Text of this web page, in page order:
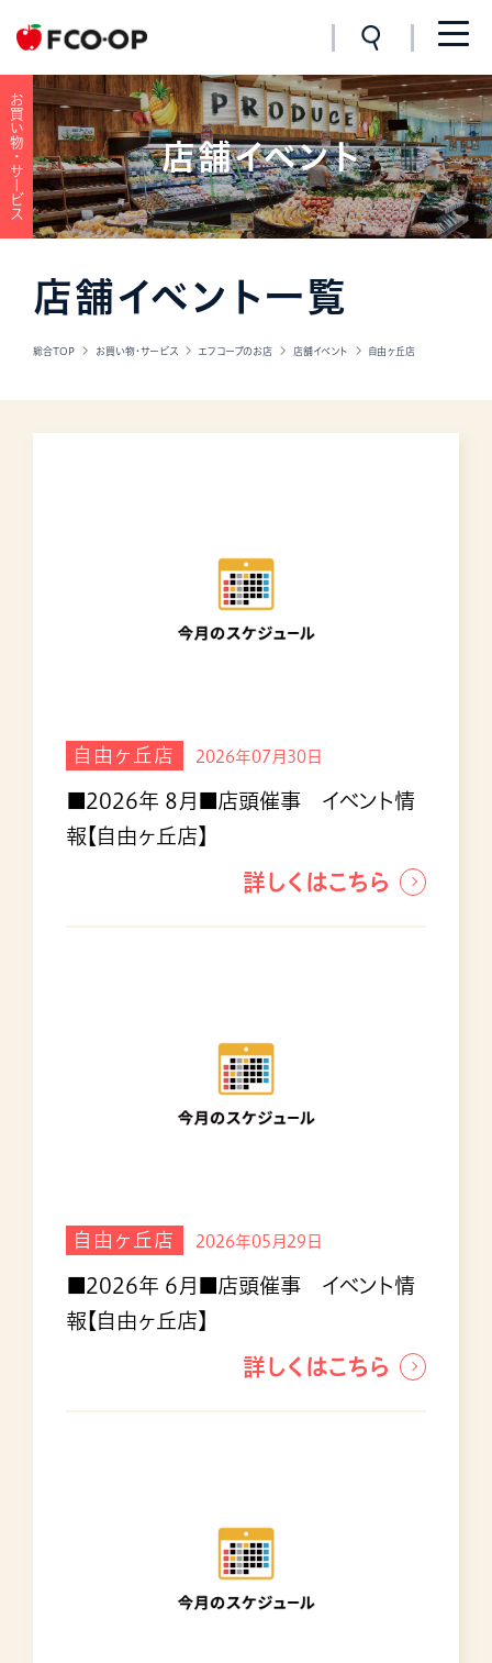
お買い物・サービス 店舗イベント
総合TOP お買い物・サービス エフコープのお店 店舗イベント 自由ヶ丘店
店舗イベント一覧
自由ヶ丘店 2026年07月30日
■2026年 8月■店頭催事 イベント情
報【自由ヶ丘店】
詳しくはこちら
自由ヶ丘店 2026年05月29日
■2026年 6月■店頭催事 イベント情
報【自由ヶ丘店】
詳しくはこちら